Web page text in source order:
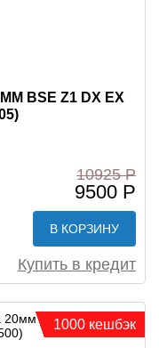
BSE Z1 DX EX
10925 Р
9500 Р
В КОРЗИНУ
Купить в кредит
1000 кешбэк